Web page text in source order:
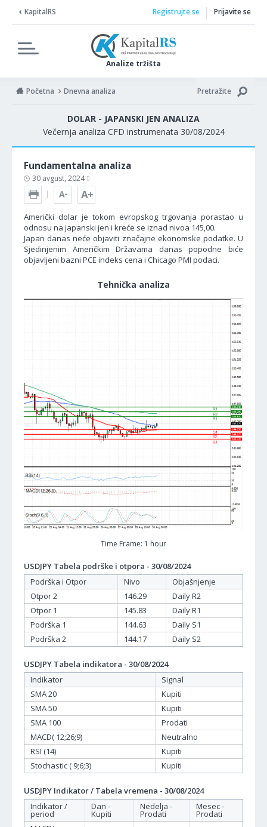
KapitalRS
Analize tržišta
Registrujte se Prijavite se
Početna Dnevna analiza Pretražite
DOLAR - JAPANSKI JEN ANALIZA
Večernja analiza CFD instrumenata 30/08/2024
Fundamentalna analiza
30 avgust, 2024
Američki dolar je tokom evropskog trgovanja porastao u
odnosu na japanski jen i kreće se iznad nivoa 145,00.
Japan danas neće objaviti značajne ekonomske podatke. U
Sjedinjenim Američkim Državama danas popodne biće
objavljeni bazni PCE indeks cena i Chicago PMI podaci.
Tehnička analiza
Time Frame: 1 hour
USDJPY Tabela podrške i otpora - 30/08/2024
Podrška i Otpor
Nivo
Objašnjenje
Otpor 2
146.29
Daily R2
Otpor 1
145.83
Daily R1
Podrška 1
144.63
Daily S1
Podrška 2
144.17 Daily S2
USDJPY Tabela indikatora - 30/08/2024
Indikator
Signal
SMA 20
Kupiti
SMA 50
Kupiti
SMA 100
Prodati
MACD( 12;26;9)
Neutralno
RSI (14)
Kupiti
Stochastic ( 9;6;3)
Kupiti
USDJPY Indikator / Tabela vremena - 30/08/2024
Indikator /
period
Dan -
Kupiti
Nedelja -
Prodati
Mesec -
Prodati